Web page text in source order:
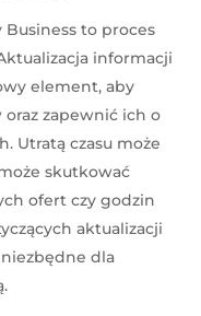
to proces
informacji
element, aby
zapewnić ich o
Utratą czasu może
skutkować
ofert czy godzin
aktualizacji
niezbędne dla